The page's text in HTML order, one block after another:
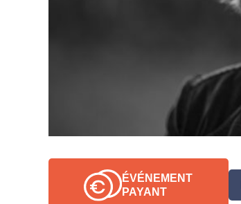
ÉVÉNEMENT
PAYANT